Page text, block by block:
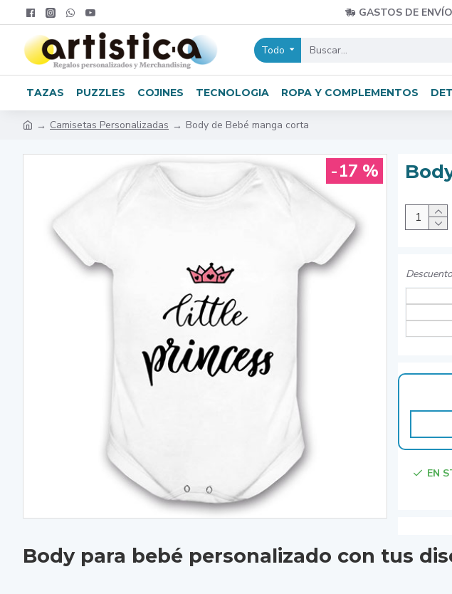
GASTOS DE
Todo
TAZAS PUZZLES COJINES TECNOLOGIA ROPA Y COMPLEMENTOS
Camisetas Personalizadas Body de Bebé manga corta
-17 %
EN
Body para bebé personalizado con tus